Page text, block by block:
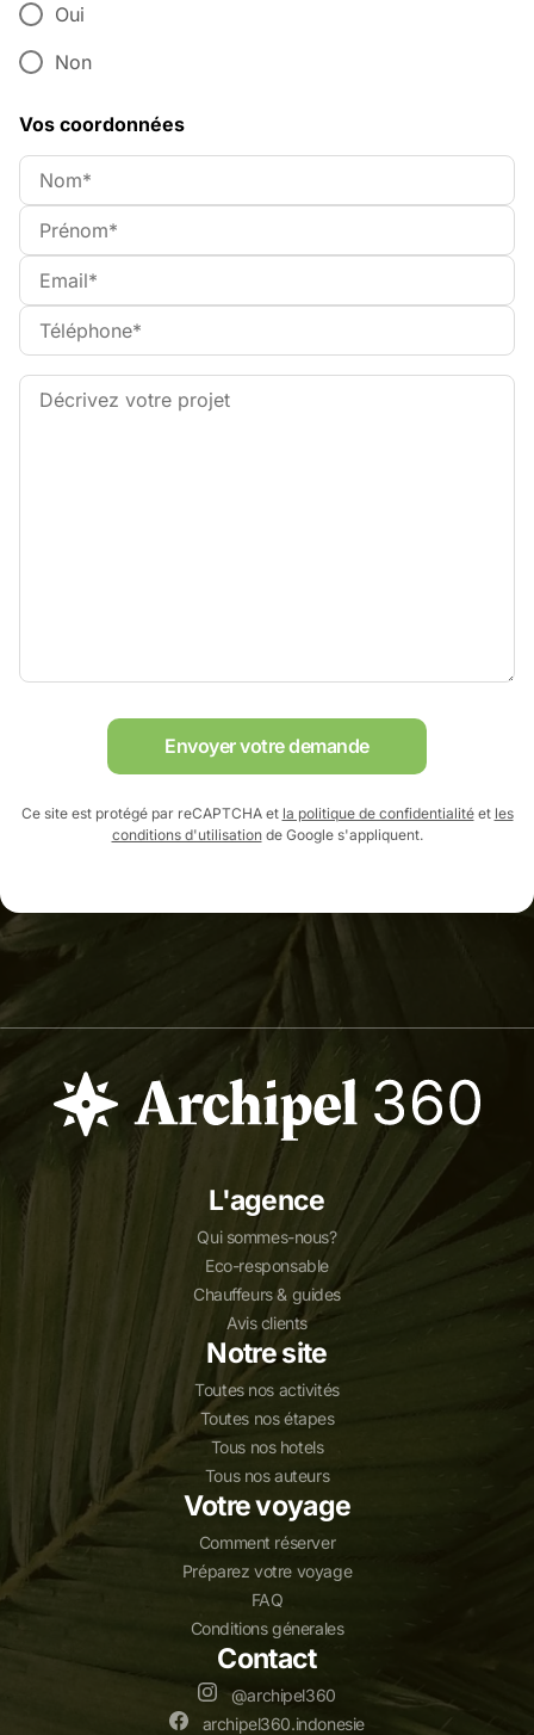
Oui
Non
Vos coordonnées
Envoyer votre demande
Ce site est protégé par reCAPTCHA et la politique de confidentialitéet les
conditions d'utilisationde Google s'appliquent.
L'agence
Qui sommes-nous?
Eco-responsable
Chauffeurs & guides
Avis clients
Notre site
Toutes nos activités
Toutes nos étapes
Tous nos hotels
Tous nos auteurs
Votre voyage
Comment réserver
Préparez votre voyage
FAQ
Conditions génerales
Contact
@archipel360
archipel360.indonesie